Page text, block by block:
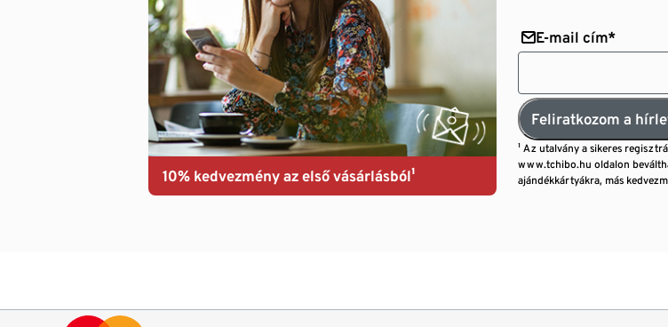
10% kedvezmény az első vásárlásból¹
E-mail cím*
Feliratkozom a
¹ Az utalvány a sikeres
www.tchibo.hu oldalon
ajándékkártyákra, más